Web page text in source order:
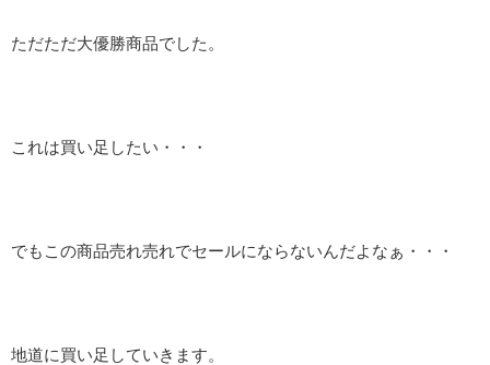
ただただ大優勝商品でした。
これは買い足したい・・・
でもこの商品売れ売れでセールにならないんだよなぁ・・・
地道に買い足していきます。